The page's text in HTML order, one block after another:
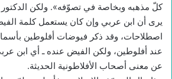
يرى أن ابن عربي وإن كان يستعمل كلمة
اصطلاحات، وقد ذكر فيوضات أفلوطين
عند أفلوطين، ولكن الفيض عنده ـ أي ابن
عن معنى أصحاب الأفلاطونية الحديثة.